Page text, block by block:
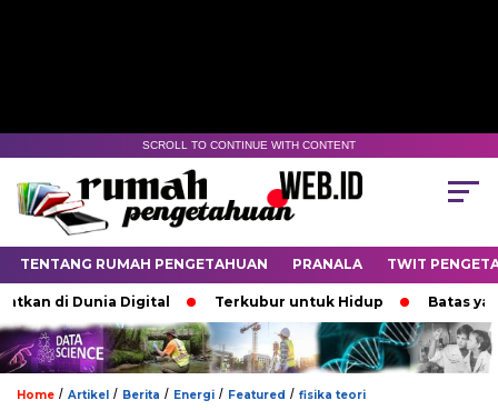
SCROLL TO CONTINUE WITH CONTENT
TENTANG RUMAH PENGETAHUAN PRANALA TWIT
Digital Terkubur untuk Hidup Batas yang
Home / Artikel / Berita / Energi / Featured / fisika teori